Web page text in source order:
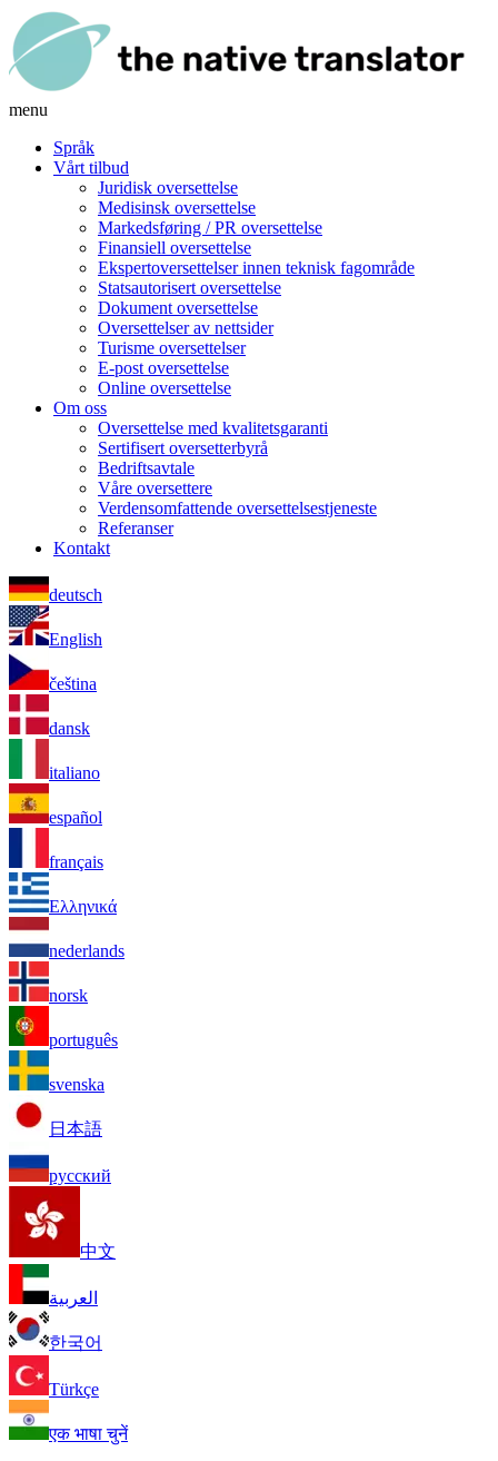
menu
Språk
Vårt tilbud
Juridisk oversettelse
Medisinsk oversettelse
Markedsføring / PR oversettelse
Finansiell oversettelse
Ekspertoversettelser innen teknisk fagområde
Statsautorisert oversettelse
Dokument oversettelse
Oversettelser av nettsider
Turisme oversettelser
E-post oversettelse
Online oversettelse
Om oss
Oversettelse med kvalitetsgaranti
Sertifisert oversetterbyrå
Bedriftsavtale
Våre oversettere
Verdensomfattende oversettelsestjeneste
Referanser
Kontakt
deutsch
English
čeština
dansk
italiano
español
français
Ελληνικά
nederlands
norsk
português
svenska
日本語
русский
中文
العربية
한국어
Türkçe
एक भाषा चुनें